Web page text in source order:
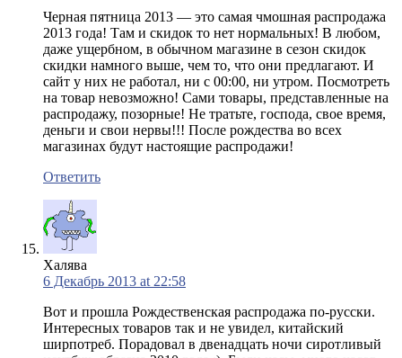
Черная пятница 2013 — это самая чмошная распродажа
2013 года! Там и скидок то нет нормальных! В любом,
даже ущербном, в обычном магазине в сезон скидок
скидки намного выше, чем то, что они предлагают. И
сайт у них не работал, ни с 00:00, ни утром. Посмотреть
на товар невозможно! Сами товары, представленные на
распродажу, позорные! Не тратьте, господа, свое время,
деньги и свои нервы!!! После рождества во всех
магазинах будут настоящие распродажи!
Ответить
Халява
6 Декабрь 2013 at 22:58
Вот и прошла Рождественская распродажа по-русски.
Интересных товаров так и не увидел, китайский
ширпотреб. Порадовал в двенадцать ночи сиротливый